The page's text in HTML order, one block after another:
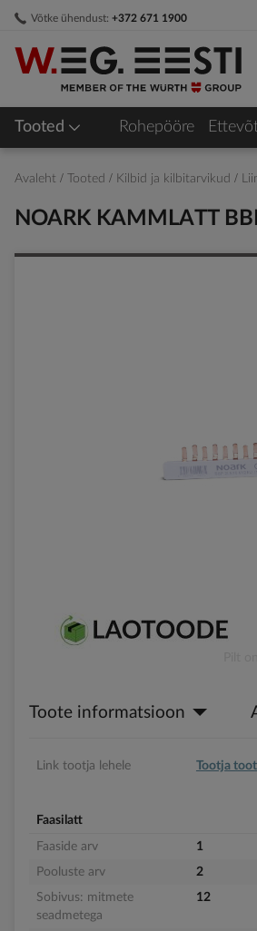
Võtke ühendust: +372 671 1900
Skip
Content
Tooted Rohepööre
Avaleht Tooted Kilbid ja kilbitarvikud
NOARK KAMMLATT
beginning
images
Toote informatsioon
Link tootja lehele Tootja
Faasilatt
Faaside arv
1
Pooluste arv
2
Sobivus: mitmete
seadmetega
12